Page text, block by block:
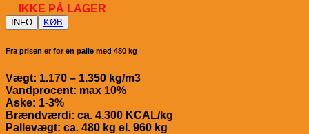
IKKE PÅ LAGER
INFO KØB
Fra prisen er for en palle med 480 kg
Vægt: 1.170 – 1.350 kg/m3
Vandprocent: max 10%
Aske: 1-3%
Brændværdi: ca. 4.300 KCAL/kg
Pallevægt: ca. 480 kg el. 960 kg